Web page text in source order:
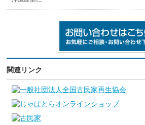
関連リンク